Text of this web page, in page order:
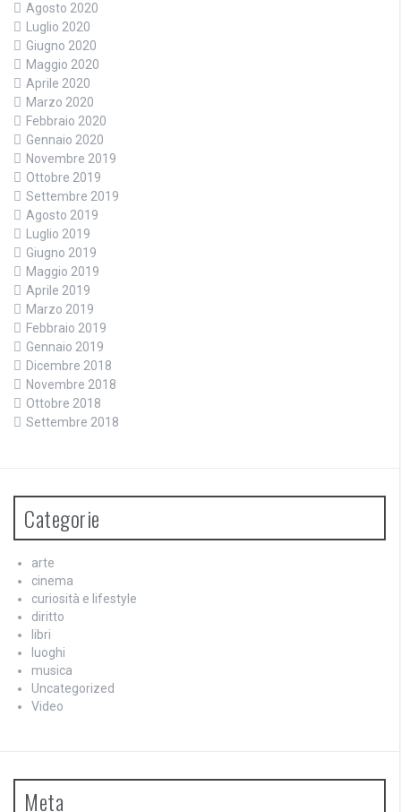
Agosto 2020
Luglio 2020
Giugno 2020
Maggio 2020
Aprile 2020
Marzo 2020
Febbraio 2020
Gennaio 2020
Novembre 2019
Ottobre 2019
Settembre 2019
Agosto 2019
Luglio 2019
Giugno 2019
Maggio 2019
Aprile 2019
Marzo 2019
Febbraio 2019
Gennaio 2019
Dicembre 2018
Novembre 2018
Ottobre 2018
Settembre 2018
Categorie
arte
cinema
curiosità e lifestyle
diritto
libri
luoghi
musica
Uncategorized
Video
Meta